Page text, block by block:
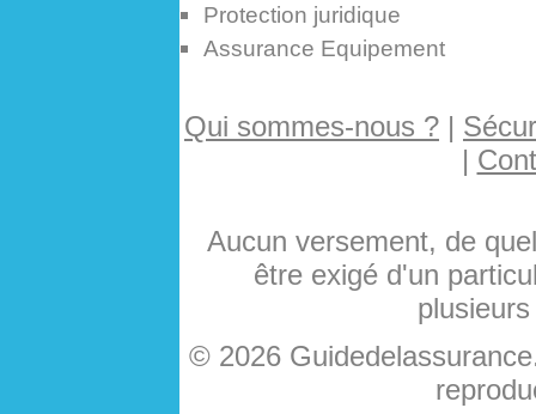
Protection juridique
Assurance Equipement
Qui sommes-nous ? |
|
Aucun versement, de
être exigé d'un
© 2026